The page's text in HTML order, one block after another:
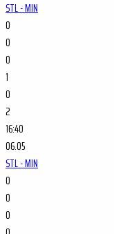
STL - MIN
0
0
0
1
0
2
16:40
06.05
STL - MIN
0
0
0